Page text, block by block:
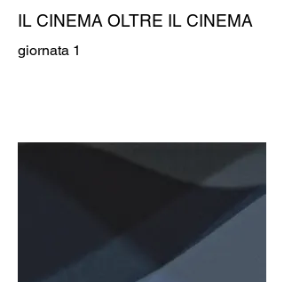
IL CINEMA OLTRE IL CINEMA
giornata 1